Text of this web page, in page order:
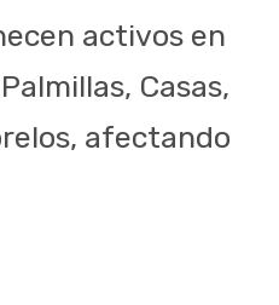
activos en
Casas,
afectando